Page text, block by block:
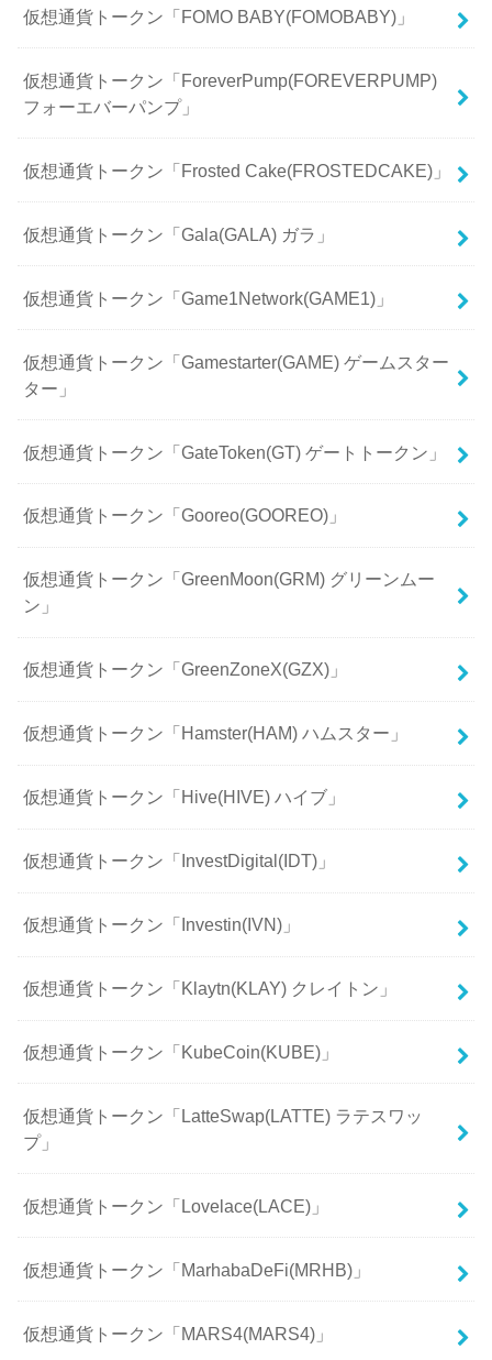
仮想通貨トークン「FOMO BABY(FOMOBABY)」
仮想通貨トークン「ForeverPump(FOREVERPUMP)
フォーエバーパンプ」
仮想通貨トークン「Frosted Cake(FROSTEDCAKE)」
仮想通貨トークン「Gala(GALA) ガラ」
仮想通貨トークン「Game1Network(GAME1)」
仮想通貨トークン「Gamestarter(GAME) ゲームスター
ター」
仮想通貨トークン「GateToken(GT) ゲートトークン」
仮想通貨トークン「Gooreo(GOOREO)」
仮想通貨トークン「GreenMoon(GRM) グリーンムー
ン」
仮想通貨トークン「GreenZoneX(GZX)」
仮想通貨トークン「Hamster(HAM) ハムスター」
仮想通貨トークン「Hive(HIVE) ハイブ」
仮想通貨トークン「InvestDigital(IDT)」
仮想通貨トークン「Investin(IVN)」
仮想通貨トークン「Klaytn(KLAY) クレイトン」
仮想通貨トークン「KubeCoin(KUBE)」
仮想通貨トークン「LatteSwap(LATTE) ラテスワッ
プ」
仮想通貨トークン「Lovelace(LACE)」
仮想通貨トークン「MarhabaDeFi(MRHB)」
仮想通貨トークン「MARS4(MARS4)」